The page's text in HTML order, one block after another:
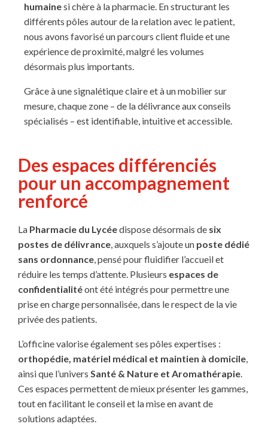
humainesi chère à la pharmacie. En structurant les
différents pôles autour de la relation avec le patient,
nous avons favorisé un parcours client fluide et une
expérience de proximité, malgré les volumes
désormais plus importants.
Grâce à une signalétique claire et à un mobilier sur
mesure, chaque zone – de la délivrance aux conseils
spécialisés – est identifiable, intuitive et accessible.
Des espaces différenciés
pour un accompagnement
renforcé
La Pharmacie du Lycéedispose désormais de six
postes de délivrance, auxquels s’ajoute un poste dédié
sans ordonnance, pensé pour fluidifier l’accueil et
réduire les temps d’attente. Plusieurs espaces de
confidentialitéont été intégrés pour permettre une
prise en charge personnalisée, dans le respect de la vie
privée des patients.
L’officine valorise également ses pôles expertises :
orthopédie, matériel médical et maintien à domicile,
ainsi que l’univers Santé & Nature et Aromathérapie.
Ces espaces permettent de mieux présenter les gammes,
tout en facilitant le conseil et la mise en avant de
solutions adaptées.